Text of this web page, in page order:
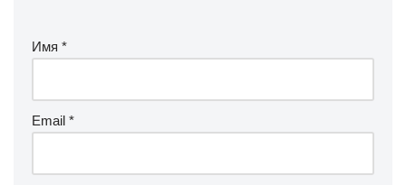
Имя *
Email *